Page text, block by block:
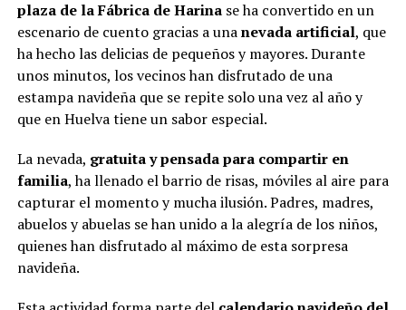
plaza de la Fábrica de Harinase ha convertido en un
escenario de cuento gracias a unanevada artificial, que
ha hecho las delicias de pequeños y mayores. Durante
unos minutos, los vecinos han disfrutado de una
estampa navideña que se repite solo una vez al año y
que en Huelva tiene un sabor especial.
La nevada, gratuita y pensada para compartir en
familia, ha llenado el barrio de risas, móviles al aire para
capturar el momento y mucha ilusión. Padres, madres,
abuelos y abuelas se han unido a la alegría de los niños,
quienes han disfrutado al máximo de esta sorpresa
navideña.